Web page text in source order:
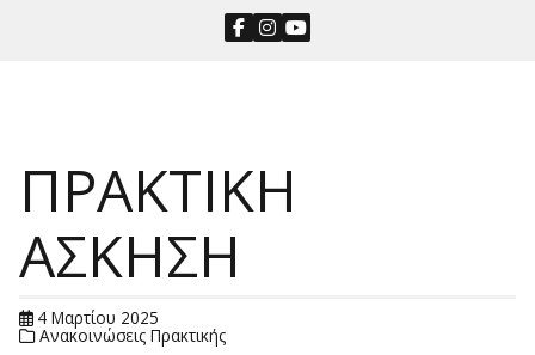
ΠΡΑΚΤΙΚΗ
ΑΣΚΗΣΗ
4 Μαρτίου 2025
Ανακοινώσεις Πρακτικής